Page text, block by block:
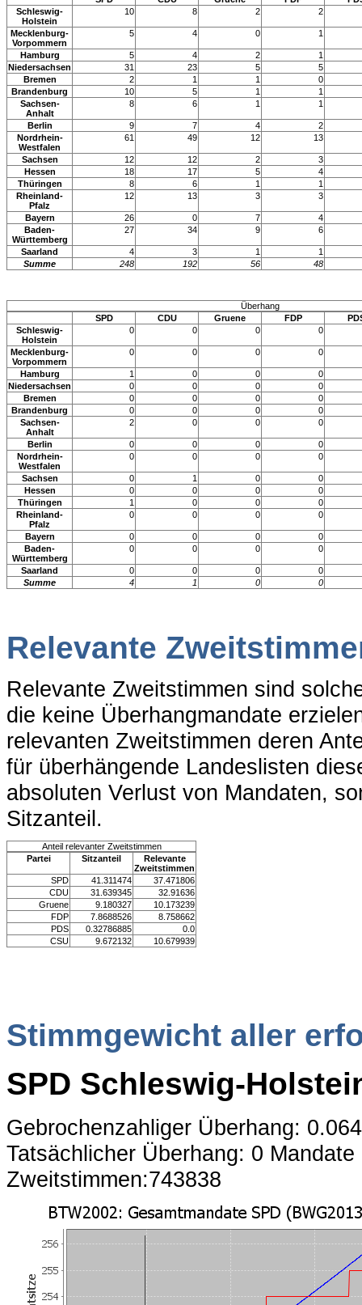
Schleswig-
Holstein
10 8 2 2
Mecklenburg-
Vorpommern
5 4 0 1
Hamburg 5 4 2
1
Niedersachsen
31 23 5
5
Bremen
2 1 1
0
Brandenburg
10 5 1
1
Sachsen-
Anhalt
8 6 1 1
Berlin 9 7 4
2
Nordrhein-
Westfalen
61 49 12 13
Sachsen 12 12 2
3
Hessen
18 17 5
4
Thüringen
8 6 1
1
Rheinland-
Pfalz
12 13 3 3
Bayern 26 0 7
4
Baden-
Württemberg
27 34 9 6
Saarland 4 3 1
1
Summe
248 192 56 48
Überhang
SPD
CDU Gruene FDP
Schleswig-
Holstein
0 0 0 0
Mecklenburg-
Vorpommern
0 0 0 0
Hamburg 1 0 0
0
Niedersachsen
0 0 0
0
Bremen
0 0 0
0
Brandenburg
0 0 0
0
Sachsen-
Anhalt
2 0 0 0
Berlin 0 0 0
0
Nordrhein-
Westfalen
0 0 0 0
Sachsen 0 1 0
0
Hessen
0 0 0
0
Thüringen
1 0 0
0
Rheinland-
Pfalz
0 0 0 0
Bayern 0 0 0
0
Baden-
Württemberg
0 0 0 0
Saarland 0 0 0
0
Summe
4 1 0 0
Relevante
Relevante Zweitstimmen sind
die keine Überhangmandate
relevanten Zweitstimmen deren
für überhängende Landeslisten
absoluten Verlust von Mandaten,
Sitzanteil.
Anteil relevanter Zweitstimmen
Partei
Sitzanteil
Relevante
Zweitstimmen
SPD
41.311474
37.471806
CDU
31.639345
32.91636
Gruene
9.180327
10.173239
FDP
7.8688526
8.758662
PDS
0.32786885
0.0
CSU
9.672132 10.679939
Stimmgewicht aller
SPD Schleswig-
Gebrochenzahliger Überhang:
Tatsächlicher Überhang: 0 Mandate
Zweitstimmen:743838